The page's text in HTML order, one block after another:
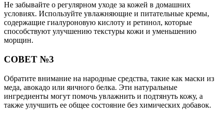
Не забывайте о регулярном уходе за кожей в домашних
условиях. Используйте увлажняющие и питательные кремы,
содержащие гиалуроновую кислоту и ретинол, которые
способствуют улучшению текстуры кожи и уменьшению
морщин.
СОВЕТ №3
Обратите внимание на народные средства, такие как маски из
меда, авокадо или яичного белка. Эти натуральные
ингредиенты могут помочь увлажнить и подтянуть кожу, а
также улучшить ее общее состояние без химических добавок.